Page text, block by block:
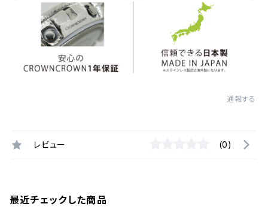
通報する
レビュー (0)
最近チェックした商品